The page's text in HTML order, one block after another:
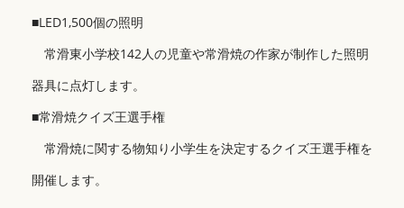
■LED1,500個の照明
常滑東小学校142人の児童や常滑焼の作家が制作した照明
器具に点灯します。
■常滑焼クイズ王選手権
常滑焼に関する物知り小学生を決定するクイズ王選手権を
開催します。